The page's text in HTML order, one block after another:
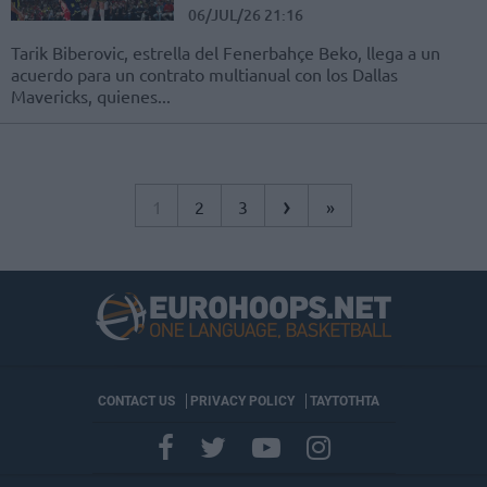
06/JUL/26 21:16
Tarik Biberovic, estrella del Fenerbahçe Beko, llega a un
acuerdo para un contrato multianual con los Dallas
Mavericks, quienes...
1 2 3 › »
CONTACT US PRIVACY POLICY ΤΑΥΤΟΤΗΤΑ